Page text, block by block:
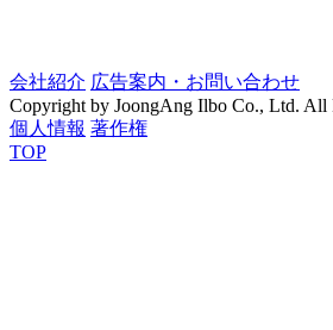
会社紹介 広告案内・お問い合わせ
Copyright by JoongAng Ilbo Co., Ltd. All
個人情報 著作権
TOP